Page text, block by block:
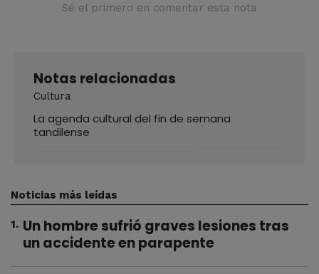
Sé el primero en comentar esta nota
Notas relacionadas
Cultura
La agenda cultural del fin de semana
tandilense
Noticias más leídas
1. Un hombre sufrió graves lesiones tras
un accidente en parapente